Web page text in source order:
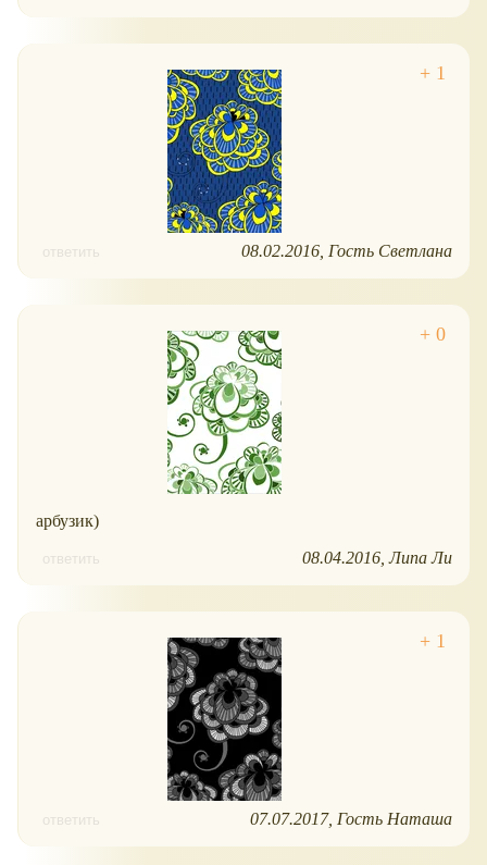
ответить 08.02.2016 Гость Светлана
арбузик)
ответить 08.04.2016 Липа Ли
ответить 07.07.2017 Гость Наташа